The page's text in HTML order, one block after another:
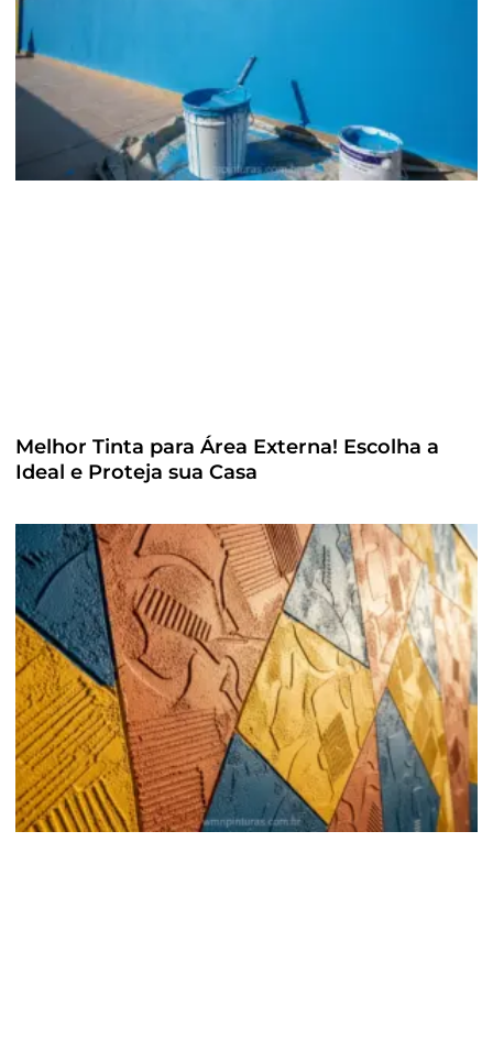
Melhor Tinta para Área Externa! Escolha a
Ideal e Proteja sua Casa